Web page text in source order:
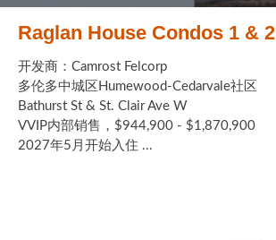
大多伦多教育网站
大多伦多医疗机构
加拿大银行贷款机构
大多伦多交通网络
Raglan House Condos 1 & 2
开发商：Camrost Felcorp
多伦多中城区Humewood-Cedarvale社区
Bathurst St & St. Clair Ave W
VVIP内部销售，$944,900 - $1,870,900
2027年5月开始入住 ...